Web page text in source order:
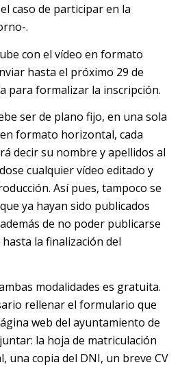
caso de participar en la
.
con el vídeo en formato
hasta el próximo 29 de
para formalizar la inscripción.
ser de plano fijo, en una sola
formato horizontal, cada
decir su nombre y apellidos al
cualquier vídeo editado y
Así pues, tampoco se
ya hayan sido publicados
de no poder publicarse
hasta la finalización del
modalidades es gratuita.
rellenar el formulario que
web del ayuntamiento de
la hoja de matriculación
una copia del DNI, un breve CV